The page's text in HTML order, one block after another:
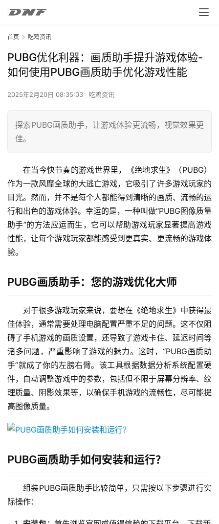
首页 吃鸡资讯
PUBG优化利器：画质助手提升游戏体验-
如何使用PUBG画质助手优化游戏性能
2025年2月20日 08:35:03 吃鸡资讯
探索PUBG画质助手，让游戏体验更流畅，视觉效果更
佳。
在当今快节奏的游戏世界里，《绝地求生》（PUBG）
作为一款风靡全球的大逃亡游戏，它吸引了许多游戏玩家的
目光。然而，并不是每个人都能得到清晰的画质、流畅的运
行和出色的游戏体验。幸运的是，一种叫做“PUBG图像质量
助手”的方法应运而生，它可以帮助游戏玩家显著提高游戏
性能，让每个游戏玩家都能感受到更真实、更流畅的游戏体
验。
PUBG画质助手：您的游戏优化大师
对于很多游戏玩家来说，要想在《绝地求生》中获得最
佳体验，通常需要处理电脑配置严重不足的问题。这不仅阻
碍了手机游戏的画质设置，还导致了游戏卡住、延迟时间等
诸多问题，严重影响了游戏的魅力。这时，“PUBG画质助
手”就成了你的左膀右臂。该工具根据数据分析系统配置硬
件，自动调整游戏中的参数，包括但不限于屏幕分辨率、纹
理质量、阴影效果等，以确保手机游戏的流畅性，尽可能提
高图像质量。
PUBG画质助手如何安装和运行？
组装PUBG画质助手比较简单，只需按以下步骤进行实
际操作：